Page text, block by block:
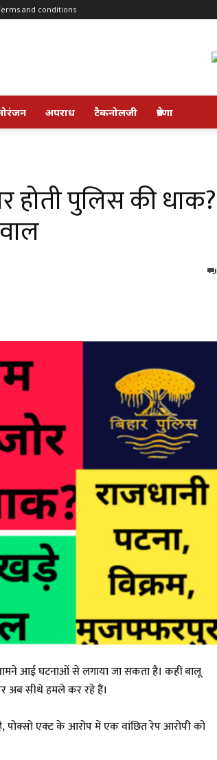
and conditions
अपराध टैकनोलजी प्रेरणा
होती पुलिस की धाक?
आई घटनाओं से लगाया जा सकता है। कहीं बालू
अब सीधे हमले कर रहे हैं।
पोक्सो एक्ट के आरोप में एक वांछित रेप आरोपी को